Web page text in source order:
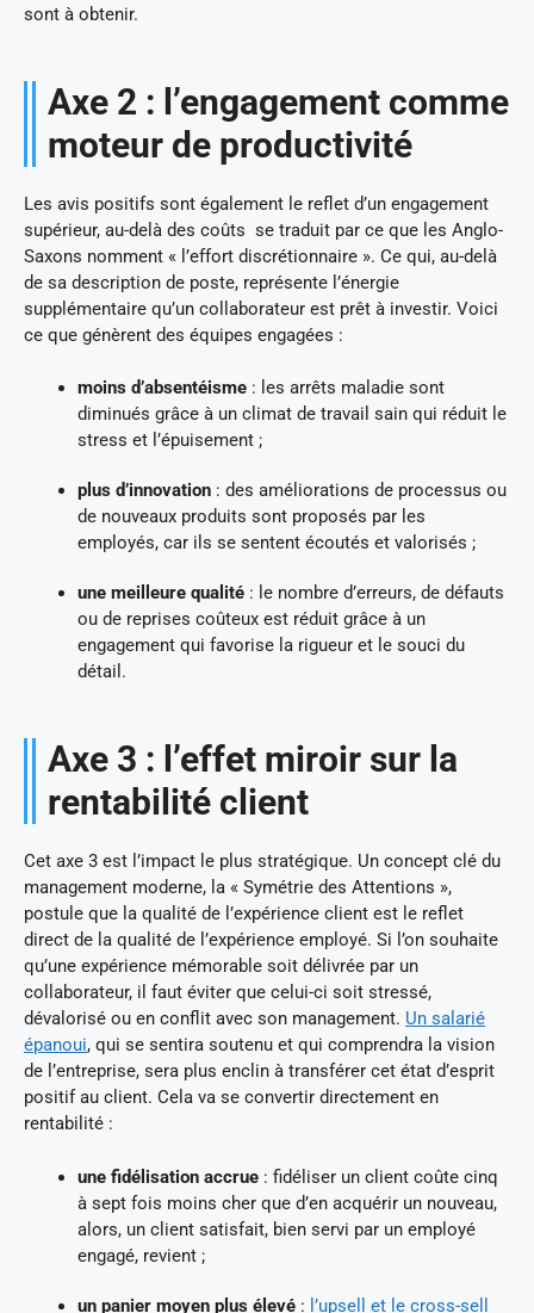
sont à obtenir.
Axe 2 : l’engagement comme
moteur de productivité
Les avis positifs sont également le reflet d’un engagement
supérieur, au-delà des coûts se traduit par ce que les Anglo-
Saxons nomment « l’effort discrétionnaire ». Ce qui, au-delà
de sa description de poste, représente l’énergie
supplémentaire qu’un collaborateur est prêt à investir. Voici
ce que génèrent des équipes engagées :
moins d’absentéisme : les arrêts maladie sont
diminués grâce à un climat de travail sain qui réduit le
stress et l’épuisement ;
plus d’innovation : des améliorations de processus ou
de nouveaux produits sont proposés par les
employés, car ils se sentent écoutés et valorisés ;
une meilleure qualité : le nombre d’erreurs, de défauts
ou de reprises coûteux est réduit grâce à un
engagement qui favorise la rigueur et le souci du
détail.
Axe 3 : l’effet miroir sur la
rentabilité client
Cet axe 3 est l’impact le plus stratégique. Un concept clé du
management moderne, la « Symétrie des Attentions »,
postule que la qualité de l’expérience client est le reflet
direct de la qualité de l’expérience employé. Si l’on souhaite
qu’une expérience mémorable soit délivrée par un
collaborateur, il faut éviter que celui-ci soit stressé,
dévalorisé ou en conflit avec son management. Un salarié
épanoui, qui se sentira soutenu et qui comprendra la vision
de l’entreprise, sera plus enclin à transférer cet état d’esprit
positif au client. Cela va se convertir directement en
rentabilité :
une fidélisation accrue : fidéliser un client coûte cinq
à sept fois moins cher que d’en acquérir un nouveau,
alors, un client satisfait, bien servi par un employé
engagé, revient ;
un panier moyen plus élevé : l’upsell et le cross-sell